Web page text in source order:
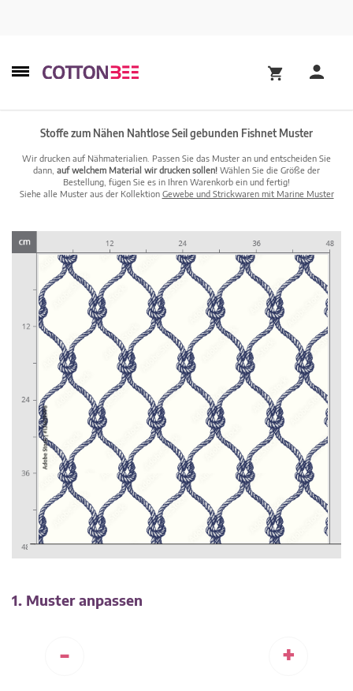
Stoffe zum Nähen Nahtlose Seil gebunden Fishnet Muster
Wir drucken auf Nähmaterialien. Passen Sie das Muster an und entscheiden Sie
dann, auf welchem Material wir drucken sollen! Wählen Sie die Größe der
Bestellung, fügen Sie es in Ihren Warenkorb ein und fertig!
Siehe alle Muster aus der Kollektion Gewebe und Strickwaren mit Marine Muster
1. Muster anpassen
- +